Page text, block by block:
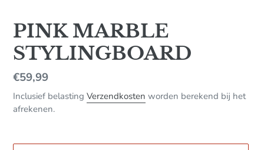
PINK MARBLE
STYLINGBOARD
Normale
prijs
€59,99
Inclusief belasting Verzendkosten worden berekend bij het
afrekenen.